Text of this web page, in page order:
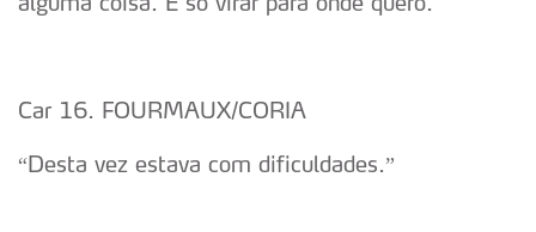
Car 16. FOURMAUX/CORIA
“Desta vez estava com dificuldades.”